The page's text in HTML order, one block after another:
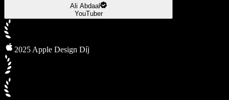
Ali Abdaal
YouTuber
2025 Apple Design Díj